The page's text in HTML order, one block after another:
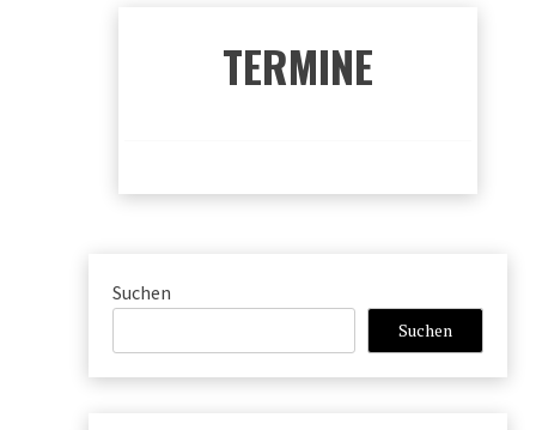
TERMINE
Suchen
Suchen